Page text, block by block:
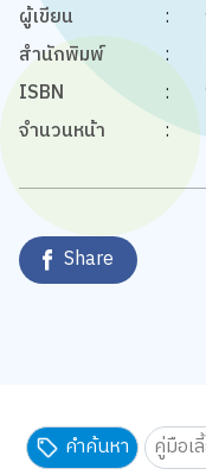
ผู้เขียน
:
สำนักพิมพ์
:
ISBN
:
จำนวนหน้า
:
Share
คำค้นหา คู่มือเ